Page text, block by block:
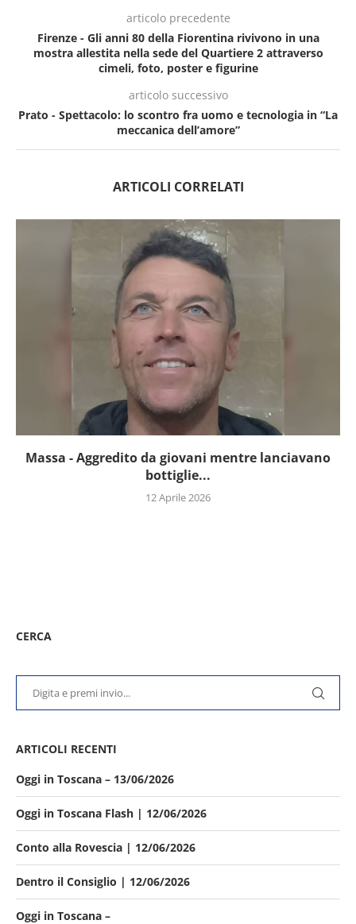
articolo precedente
Firenze - Gli anni 80 della Fiorentina rivivono in una
mostra allestita nella sede del Quartiere 2 attraverso
cimeli, foto, poster e figurine
articolo successivo
Prato - Spettacolo: lo scontro fra uomo e tecnologia in “La
meccanica dell’amore”
ARTICOLI CORRELATI
Massa - Aggredito da giovani mentre lanciavano
bottiglie...
12 Aprile 2026
CERCA
ARTICOLI RECENTI
Oggi in Toscana – 13/06/2026
Oggi in Toscana Flash | 12/06/2026
Conto alla Rovescia | 12/06/2026
Dentro il Consiglio | 12/06/2026
Oggi in Toscana –